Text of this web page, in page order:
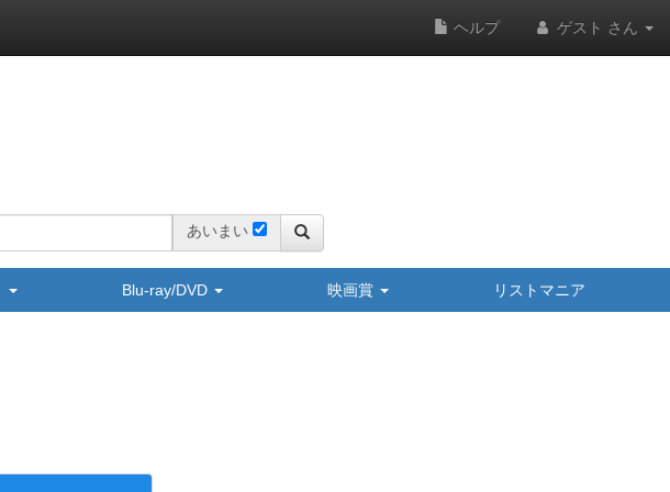
ヘルプ ゲスト さん
あいまい
Blu-ray/DVD 映画賞 リストマニア